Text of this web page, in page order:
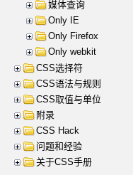
媒体查询
Only IE
Only Firefox
Only webkit
CSS选择符
CSS语法与规则
CSS取值与单位
附录
CSS Hack
问题和经验
关于CSS手册